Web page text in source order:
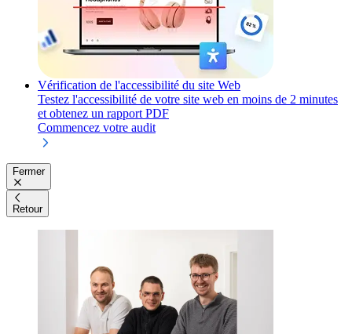
Vérification de l'accessibilité du site Web
Testez l'accessibilité de votre site web en moins de 2 minutes
et obtenez un rapport PDF
Commencez votre audit
Fermer
Retour